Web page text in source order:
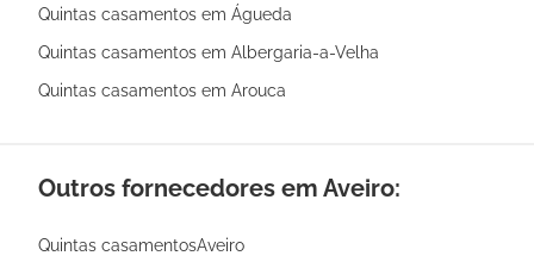
Quintas casamentos em Águeda
Quintas casamentos em Albergaria-a-Velha
Quintas casamentos em Arouca
Outros fornecedores em Aveiro:
Quintas casamentosAveiro